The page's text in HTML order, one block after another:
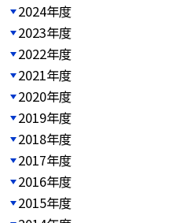
2024年度
2023年度
2022年度
2021年度
2020年度
2019年度
2018年度
2017年度
2016年度
2015年度